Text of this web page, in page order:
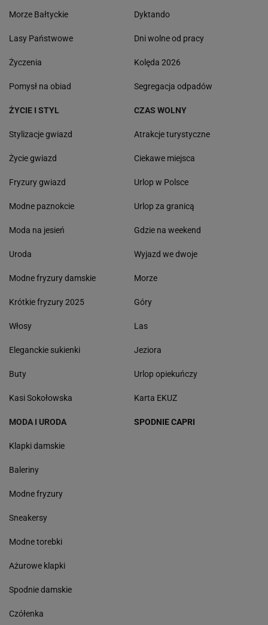
Morze Bałtyckie
Lasy Państwowe
Życzenia
Pomysł na obiad
Dyktando
Dni wolne od pracy
Kolęda 2026
Segregacja odpadów
ŻYCIE I STYL
Stylizacje gwiazd
Życie gwiazd
Fryzury gwiazd
Modne paznokcie
Moda na jesień
Uroda
Modne fryzury damskie
Krótkie fryzury 2025
Włosy
Eleganckie sukienki
Buty
Kasi Sokołowska
CZAS WOLNY
Atrakcje turystyczne
Ciekawe miejsca
Urlop w Polsce
Urlop za granicą
Gdzie na weekend
Wyjazd we dwoje
Morze
Góry
Las
Jeziora
Urlop opiekuńczy
Karta EKUZ
MODA I URODA
Klapki damskie
Baleriny
Modne fryzury
Sneakersy
Modne torebki
Ażurowe klapki
Spodnie damskie
Czółenka
SPODNIE CAPRI